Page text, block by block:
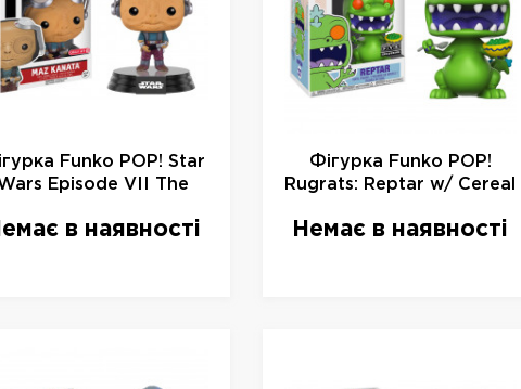
Funko POP! Star
Episode VII The
Kanata No Glasses
в наявності
Фігурка Funko POP!
Rugrats: Reptar w/ Cereal
10см
Немає в наявності